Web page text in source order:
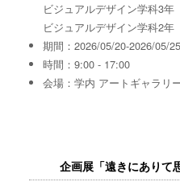
ビジュアルデザイン学科3
ビジュアルデザイン学科2
期間：2026/05/20-2026/05/25
時間：9:00 - 17:00
会場：学内 アートギャラリ
企画展「遠きにありて